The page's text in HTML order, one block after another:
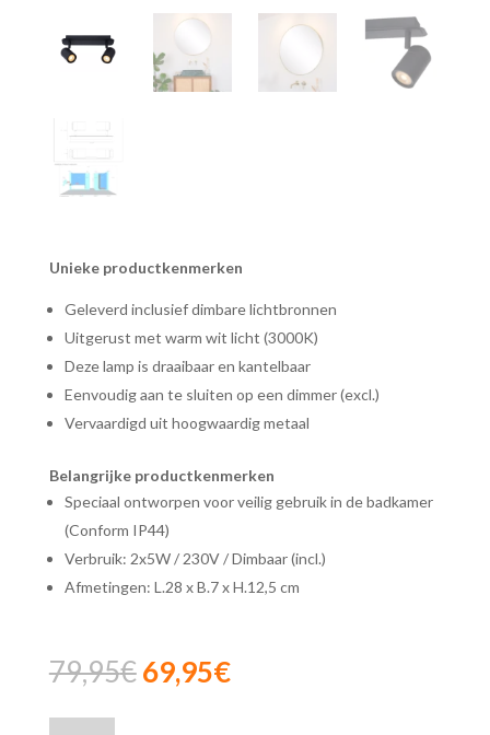
Unieke productkenmerken
Geleverd inclusief dimbare lichtbronnen
Uitgerust met warm wit licht (3000K)
Deze lamp is draaibaar en kantelbaar
Eenvoudig aan te sluiten op een dimmer (excl.)
Vervaardigd uit hoogwaardig metaal
Belangrijke productkenmerken
Speciaal ontworpen voor veilig gebruik in de badkamer
(Conform IP44)
Verbruik: 2x5W / 230V / Dimbaar (incl.)
Afmetingen: L.28 x B.7 x H.12,5 cm
79,95€Oorspronkelijke
prijs
69,95€Huidige